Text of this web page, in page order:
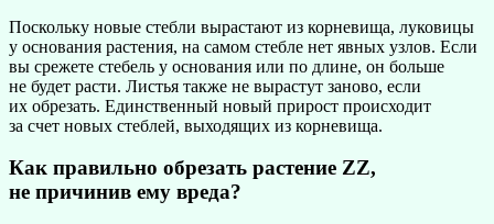
Поскольку новые стебли вырастают из корневища, луковицы
у основания растения, на самом стебле нет явных узлов. Если
вы срежете стебель у основания или по длине, он больше
не будет расти. Листья также не вырастут заново, если
их обрезать. Единственный новый прирост происходит
за счет новых стеблей, выходящих из корневища.
Как правильно обрезать растение ZZ,
не причинив ему вреда?